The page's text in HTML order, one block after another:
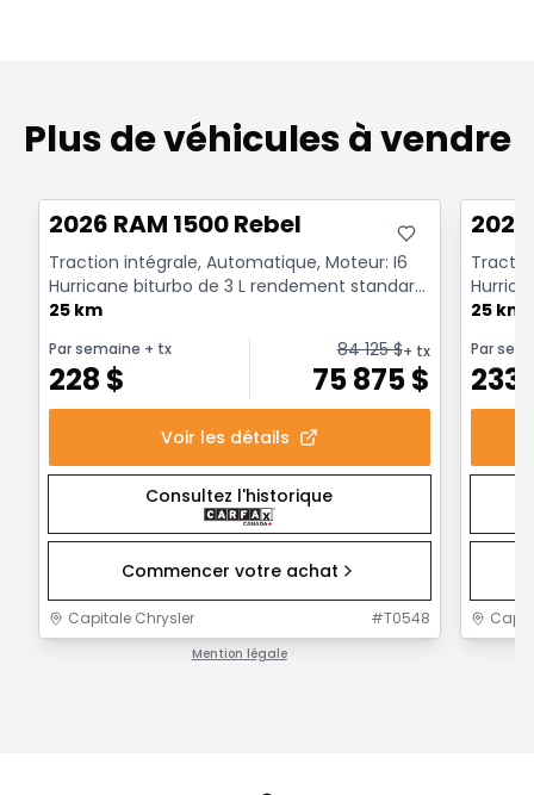
Plus de véhicules à vendre
2026 RAM 1500 Rebel
Traction intégrale, Automatique, Moteur: I6
Hurricane biturbo de 3 L rendement standard
avec arrêt a...
25 km
Par semaine + tx
228 $
84 125$+ tx
75 875$
Voir les détails
Consultez l'historique
Commencer votre achat
Capitale Chrysler #T0548
Mention légale
avec
25 km
Par
233